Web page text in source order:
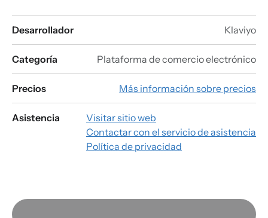
Desarrollador Klaviyo
Categoría Plataforma de comercio electrónico
Precios Más información sobre precios
Asistencia
Visitar sitio web
Contactar con el servicio de asistencia
Política de privacidad